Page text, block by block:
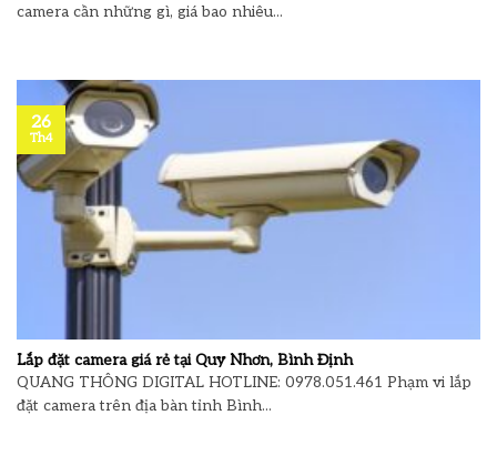
camera cần những gì, giá bao nhiêu...
Lắp đặt camera giá rẻ tại Quy Nhơn, Bình Định
QUANG THÔNG DIGITAL HOTLINE: 0978.051.461 Phạm vi lắp
đặt camera trên địa bàn tỉnh Bình...
26
Th4